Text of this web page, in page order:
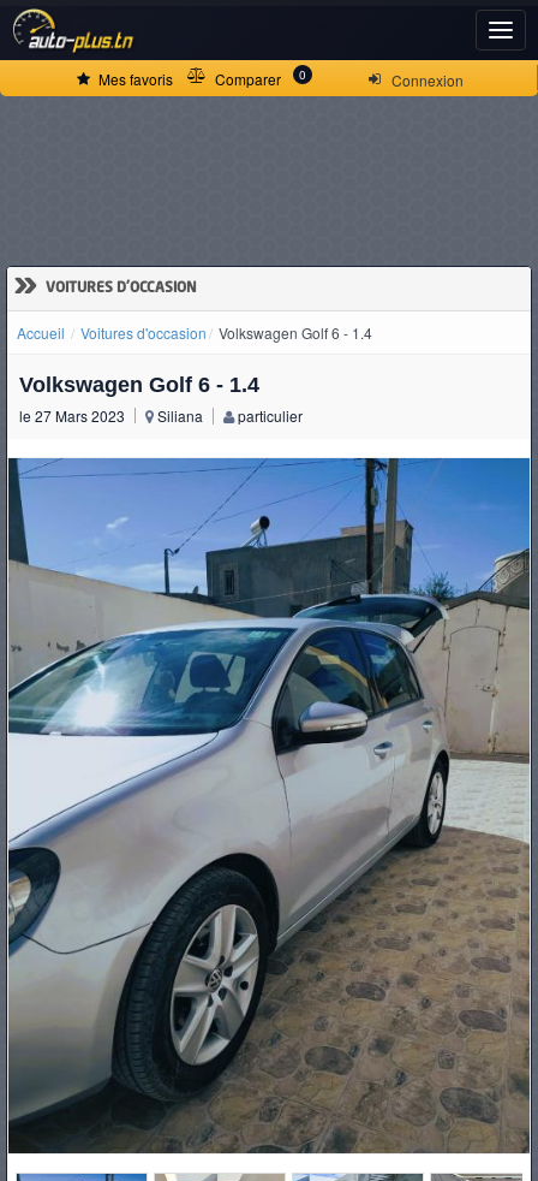
Connexion
Mes favoris Comparer 0
» VOITURES D'OCCASION
Accueil Voitures d'occasion Volkswagen Golf 6 - 1.4
Volkswagen Golf 6 - 1.4
le 27 Mars 2023 Siliana particulier
ACCUEIL
D'OCCASION
CAMIONS
PNEUS